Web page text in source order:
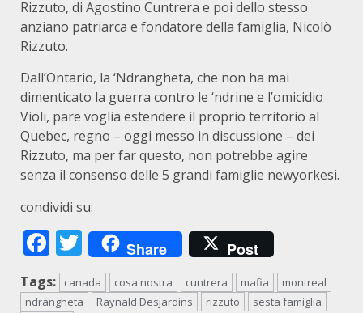
Rizzuto, di Agostino Cuntrera e poi dello stesso
anziano patriarca e fondatore della famiglia, Nicolò
Rizzuto.
Dall’Ontario, la ‘Ndrangheta, che non ha mai
dimenticato la guerra contro le ‘ndrine e l’omicidio
Violi, pare voglia estendere il proprio territorio al
Quebec, regno – oggi messo in discussione – dei
Rizzuto, ma per far questo, non potrebbe agire
senza il consenso delle 5 grandi famiglie newyorkesi.
condividi su:
Facebook
Twitter
Share Post
Tags: canada cosa nostra cuntrera mafia
montreal
ndrangheta
Raynald Desjardins rizzuto
sesta famiglia